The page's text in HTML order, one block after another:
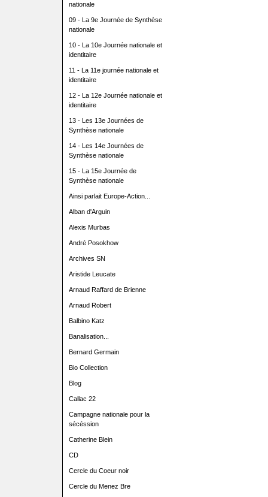
nationale
09 - La 9e Journée de Synthèse
nationale
10 - La 10e Journée nationale et
identitaire
11 - La 11e journée nationale et
identitaire
12 - La 12e Journée nationale et
identitaire
13 - Les 13e Journées de
Synthèse nationale
14 - Les 14e Journées de
Synthèse nationale
15 - La 15e Journée de
Synthèse nationale
Ainsi parlait Europe-Action...
Alban d'Arguin
Alexis Murbas
André Posokhow
Archives SN
Aristide Leucate
Arnaud Raffard de Brienne
Arnaud Robert
Balbino Katz
Banalisation...
Bernard Germain
Bio Collection
Blog
Callac 22
Campagne nationale pour la
sécéssion
Catherine Blein
CD
Cercle du Coeur noir
Cercle du Menez Bre